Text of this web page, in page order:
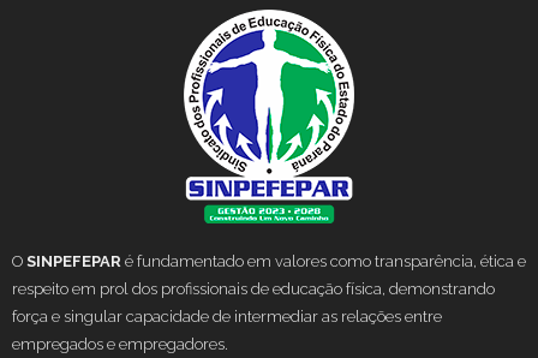
O SINPEFEPAR é fundamentado em valores como transparência, ética e
respeito em prol dos profissionais de educação física, demonstrando
força e singular capacidade de intermediar as relações entre
empregados e empregadores.